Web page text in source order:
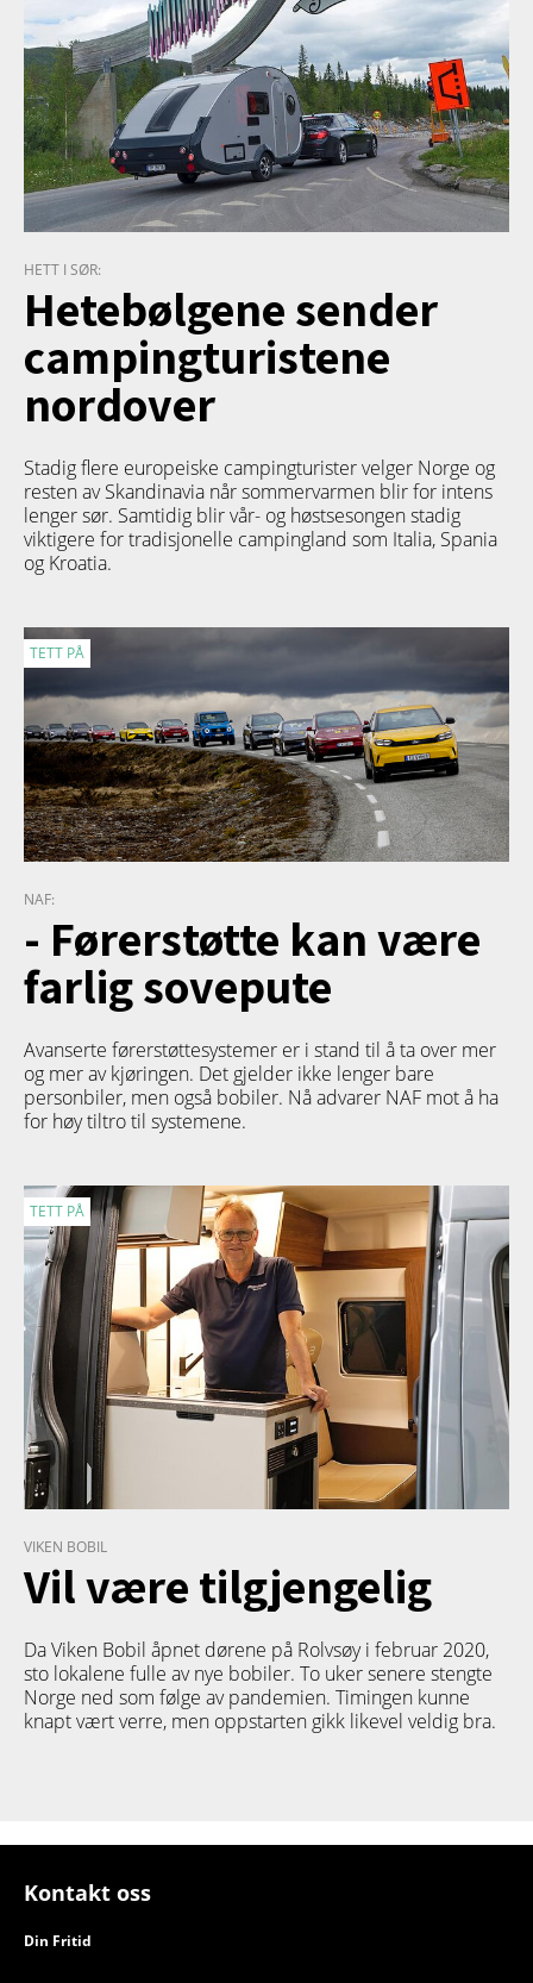
HETT I SØR:
Hetebølgene sender
campingturistene
nordover
Stadig flere europeiske campingturister velger Norge og
resten av Skandinavia når sommervarmen blir for intens
lenger sør. Samtidig blir vår- og høstsesongen stadig
viktigere for tradisjonelle campingland som Italia, Spania
og Kroatia.
TETT PÅ
NAF:
- Førerstøtte kan være
farlig sovepute
Avanserte førerstøttesystemer er i stand til å ta over mer
og mer av kjøringen. Det gjelder ikke lenger bare
personbiler, men også bobiler. Nå advarer NAF mot å ha
for høy tiltro til systemene.
TETT PÅ
VIKEN BOBIL
Vil være tilgjengelig
Da Viken Bobil åpnet dørene på Rolvsøy i februar 2020,
sto lokalene fulle av nye bobiler. To uker senere stengte
Norge ned som følge av pandemien. Timingen kunne
knapt vært verre, men oppstarten gikk likevel veldig bra.
Kontakt oss
Din Fritid